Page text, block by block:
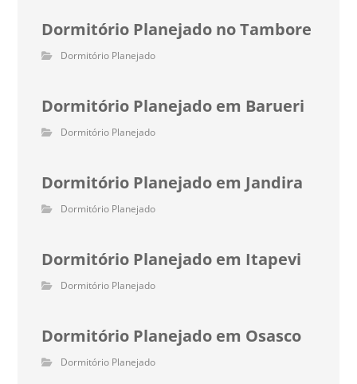
Dormitório Planejado no Tambore
Dormitório Planejado
Dormitório Planejado em Barueri
Dormitório Planejado
Dormitório Planejado em Jandira
Dormitório Planejado
Dormitório Planejado em Itapevi
Dormitório Planejado
Dormitório Planejado em Osasco
Dormitório Planejado